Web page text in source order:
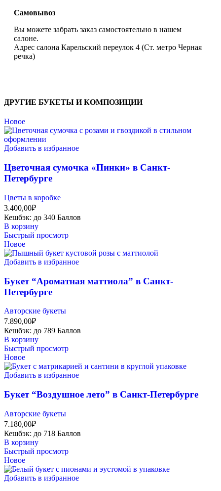
Самовывоз
Вы можете забрать заказ самостоятельно в нашем
салоне.
Адрес салона Карельский переулок 4 (Ст. метро Черная
речка)
ДРУГИЕ БУКЕТЫ И КОМПОЗИЦИИ
Новое
Добавить в избранное
Цветочная сумочка «Пинки» в Санкт-
Петербурге
Цветы в коробке
3.400,00₽
Кешбэк: до 340 Баллов
В корзину
Быстрый просмотр
Новое
Добавить в избранное
Букет “Ароматная маттиола” в Санкт-
Петербурге
Авторские букеты
7.890,00₽
Кешбэк: до 789 Баллов
В корзину
Быстрый просмотр
Новое
Добавить в избранное
Букет “Воздушное лето” в Санкт-Петербурге
Авторские букеты
7.180,00₽
Кешбэк: до 718 Баллов
В корзину
Быстрый просмотр
Новое
Добавить в избранное